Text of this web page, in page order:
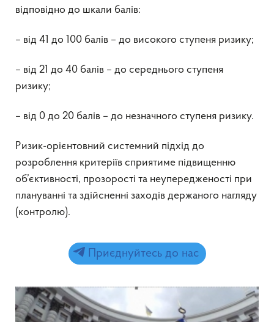
відповідно до шкали балів:
– від 41 до 100 балів – до високого ступеня ризику;
– від 21 до 40 балів – до середнього ступеня
ризику;
– від 0 до 20 балів – до незначного ступеня ризику.
Ризик-орієнтовний системний підхід до
розроблення критеріїв сприятиме підвищенню
об’єктивності, прозорості та неупередженості при
плануванні та здійсненні заходів держаного нагляду
(контролю).
Приєднуйтесь до нас